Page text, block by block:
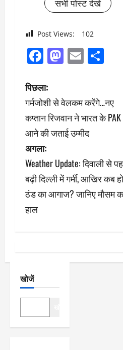
सभी पोस्ट देखें
Post Views: 102
Facebook
Email
पो
स्ट
ने
वि
गे
श
न
पिछला:
गर्मजोशी से वेलकम करेंगे…नए
कप्तान रिजवान ने भारत के PAK
आने की जताई उम्मीद
अगला:
Weather Update: दिवाली से
बढ़ी दिल्ली में गर्मी, आखिर कब
ठंड का आगाज? जानिए मौसम
हाल
खोजें